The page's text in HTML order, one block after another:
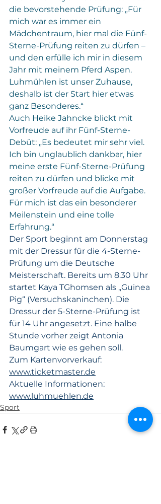
die bevorstehende Prüfung: „Für
mich war es immer ein
Mädchentraum, hier mal die Fünf-
Sterne-Prüfung reiten zu dürfen –
und den erfülle ich mir in diesem
Jahr mit meinem Pferd Aspen.
Luhmühlen ist unser Zuhause,
deshalb ist der Start hier etwas
ganz Besonderes.“
Auch Heike Jahncke blickt mit
Vorfreude auf ihr Fünf-Sterne-
Debüt: „Es bedeutet mir sehr viel.
Ich bin unglaublich dankbar, hier
meine erste Fünf-Sterne-Prüfung
reiten zu dürfen und blicke mit
großer Vorfreude auf die Aufgabe.
Für mich ist das ein besonderer
Meilenstein und eine tolle
Erfahrung.“
Der Sport beginnt am Donnerstag
mit der Dressur für die 4-Sterne-
Prüfung um die Deutsche
Meisterschaft. Bereits um 8.30 Uhr
startet Kaya TGhomsen als „Guinea
Pig“ (Versuchskaninchen). Die
Dressur der 5-Sterne-Prüfung ist
für 14 Uhr angesetzt. Eine halbe
Stunde vorher zeigt Antonia
Baumgart wie es gehen soll.
Zum Kartenvorverkauf:
www.ticketmaster.de
Aktuelle Informationen:
www.luhmuehlen.de
Sport